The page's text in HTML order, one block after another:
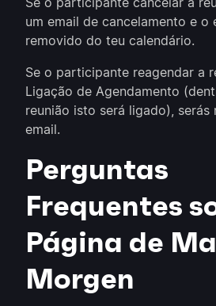
um email de cancelamento e o
removido do teu calendário.
Se o participante reagendar a
Ligação de Agendamento
reunião isto será ligado),
email.
Perguntas
Frequentes
Página de
Morgen